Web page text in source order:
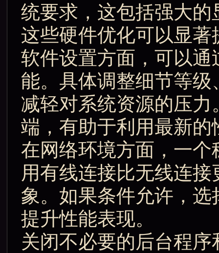
统要求，这包括强大
这些硬件优化可以显
软件设置方面，可以
能。具体调整细节等
减轻对系统资源的压
端，有助于利用最新
在网络环境方面，一
用有线连接比无线连
象。如果条件允许，
提升性能表现。
关闭不必要的后台程